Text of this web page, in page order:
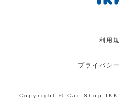
利用
プライバシ
Copyright © Car Shop